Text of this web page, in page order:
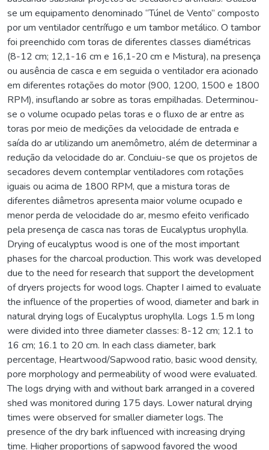
se um equipamento denominado “Túnel de Vento” composto
por um ventilador centrífugo e um tambor metálico. O tambor
foi preenchido com toras de diferentes classes diamétricas
(8-12 cm; 12,1-16 cm e 16,1-20 cm e Mistura), na presença
ou ausência de casca e em seguida o ventilador era acionado
em diferentes rotações do motor (900, 1200, 1500 e 1800
RPM), insuflando ar sobre as toras empilhadas. Determinou-
se o volume ocupado pelas toras e o fluxo de ar entre as
toras por meio de medições da velocidade de entrada e
saída do ar utilizando um anemômetro, além de determinar a
redução da velocidade do ar. Concluiu-se que os projetos de
secadores devem contemplar ventiladores com rotações
iguais ou acima de 1800 RPM, que a mistura toras de
diferentes diâmetros apresenta maior volume ocupado e
menor perda de velocidade do ar, mesmo efeito verificado
pela presença de casca nas toras de Eucalyptus urophylla.
Drying of eucalyptus wood is one of the most important
phases for the charcoal production. This work was developed
due to the need for research that support the development
of dryers projects for wood logs. Chapter I aimed to evaluate
the influence of the properties of wood, diameter and bark in
natural drying logs of Eucalyptus urophylla. Logs 1.5 m long
were divided into three diameter classes: 8-12 cm; 12.1 to
16 cm; 16.1 to 20 cm. In each class diameter, bark
percentage, Heartwood/Sapwood ratio, basic wood density,
pore morphology and permeability of wood were evaluated.
The logs drying with and without bark arranged in a covered
shed was monitored during 175 days. Lower natural drying
times were observed for smaller diameter logs. The
presence of the dry bark influenced with increasing drying
time. Higher proportions of sapwood favored the wood